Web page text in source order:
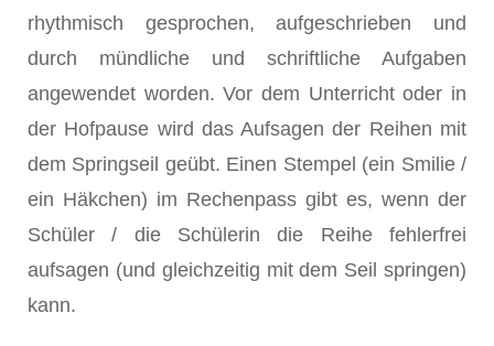
rhythmisch gesprochen, aufgeschrieben und
durch mündliche und schriftliche Aufgaben
angewendet worden. Vor dem Unterricht oder in
der Hofpause wird das Aufsagen der Reihen mit
dem Springseil geübt. Einen Stempel (ein Smilie /
ein Häkchen) im Rechenpass gibt es, wenn der
Schüler / die Schülerin die Reihe fehlerfrei
aufsagen (und gleichzeitig mit dem Seil springen)
kann.